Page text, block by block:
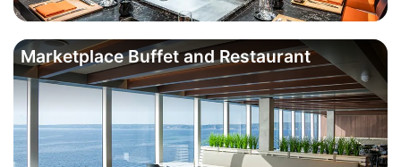
Marketplace Buffet and Restaurant